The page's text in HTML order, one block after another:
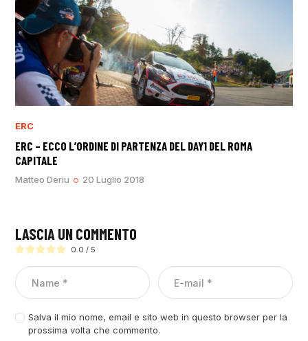
ERC
ERC – ECCO L’ORDINE DI PARTENZA DEL DAY1 DEL ROMA
CAPITALE
Matteo Deriu 20 Luglio 2018
LASCIA UN COMMENTO
0.0 / 5
Salva il mio nome, email e sito web in questo browser per la
prossima volta che commento.